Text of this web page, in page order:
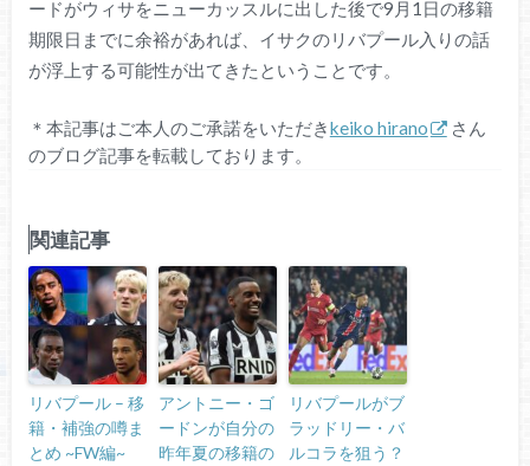
ードがウィサをニューカッスルに出した後で9月1日の移籍
期限日までに余裕があれば、イサクのリバプール入りの話
が浮上する可能性が出てきたということです。
＊本記事はご本人のご承諾をいただきkeiko hirano
さん
のブログ記事を転載しております。
関連記事
リバプール – 移
籍・補強の噂ま
とめ ~FW編~
アントニー・ゴ
ードンが自分の
昨年夏の移籍の
リバプールがブ
ラッドリー・バ
ルコラを狙う？